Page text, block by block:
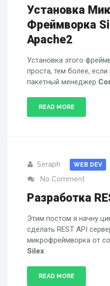
Установка
Фреймворка
Apache2
Установка этого
проста, тем более,
пакетный менеджер
READ MORE
Seraph WEB DEV
No Comment
Разработка
Этим постом я начну
сделать REST API
микрофреймворка от
Silex.
READ MORE